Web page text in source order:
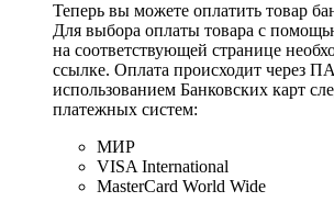
Теперь вы можете оплатить товар
Для выбора оплаты товара с
на соответствующей странице
ссылке. Оплата происходит через
использованием Банковских карт
платежных систем:
МИР
VISA International
MasterCard World Wide